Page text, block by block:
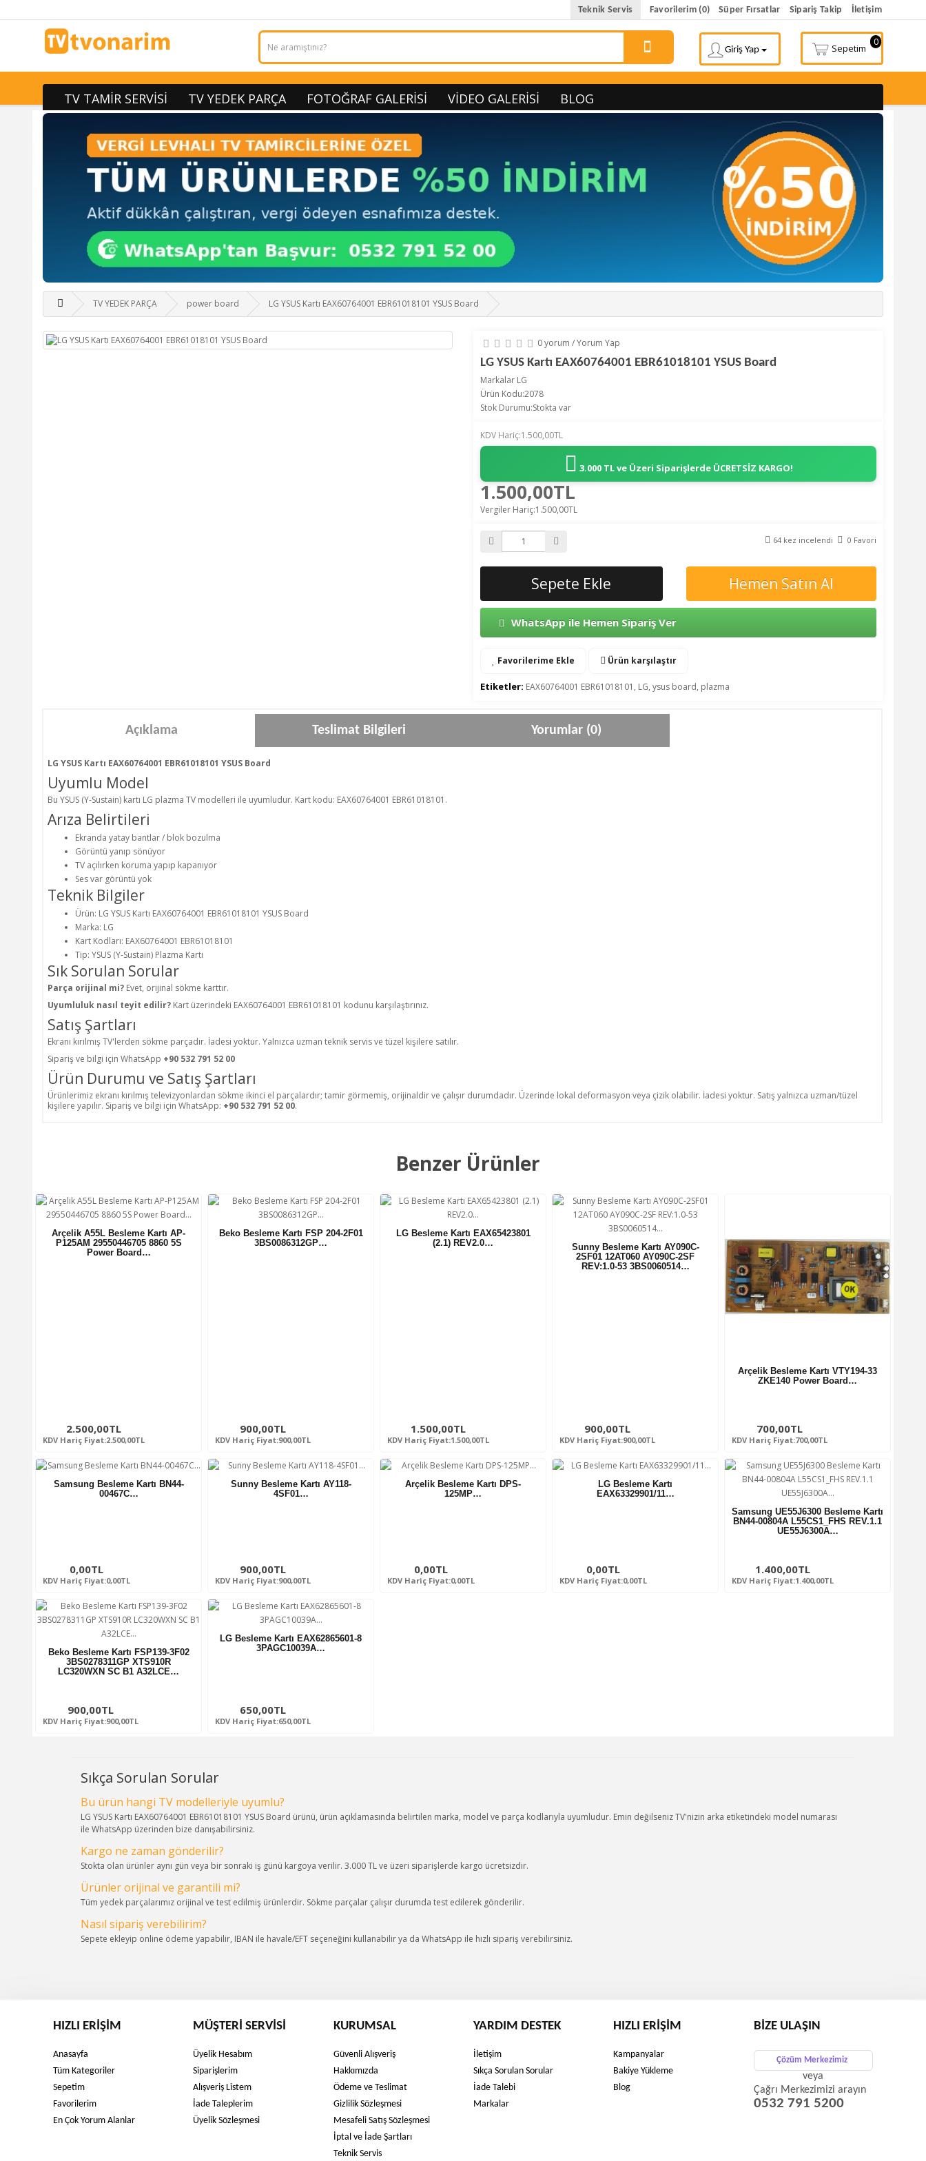
Teknik Servis Favorilerim (0) Süper Fırsatlar Sipariş Takip İletişim
0
Sepetim
Giriş Yap
TV TAMİR SERVİSİ TV YEDEK PARÇA FOTOĞRAF GALERISI VIDEO GALERISI BLOG
TV YEDEK PARÇA power board LG YSUS Kartı EAX60764001 EBR61018101 YSUS Board
0 yorum /Yorum Yap
LG YSUS Kartı EAX60764001 EBR61018101 YSUS Board
Markalar LG
Ürün Kodu:2078
Stok Durumu:Stokta var
KDV Hariç:1.500,00TL
3.000 TL ve Üzeri Siparişlerde ÜCRETSİZ KARGO!
1.500,00TL
Vergiler Hariç:1.500,00TL
64 kez incelendi 0 Favori
Sepete Ekle Hemen Satın Al
WhatsApp ile Hemen Sipariş Ver
Favorilerime Ekle Ürün karşılaştır
Etiketler: EAX60764001 EBR61018101 , LG, ysus board, plazma
Açıklama Teslimat Bilgileri Yorumlar (0)
LG YSUS Kartı EAX60764001 EBR61018101 YSUS Board
Uyumlu Model
Bu YSUS (Y-Sustain) kartı LG plazma TV modelleri ile uyumludur. Kart kodu: EAX60764001 EBR61018101.
Arıza Belirtileri
Ekranda yatay bantlar / blok bozulma
Görüntü yanıp sönüyor
TV açılırken koruma yapıp kapanıyor
Ses var görüntü yok
Teknik Bilgiler
Ürün: LG YSUS Kartı EAX60764001 EBR61018101 YSUS Board
Marka: LG
Kart Kodları: EAX60764001 EBR61018101
Tip: YSUS (Y-Sustain) Plazma Kartı
Sık Sorulan Sorular
Parça orijinal mi? Evet, orijinal sökme karttır.
Uyumluluk nasıl teyit edilir? Kart üzerindeki EAX60764001 EBR61018101 kodunu karşılaştırınız.
Satış Şartları
Ekranı kırılmış TV'lerden sökme parçadır. İadesi yoktur. Yalnızca uzman teknik servis ve tüzel kişilere satılır.
Sipariş ve bilgi için WhatsApp +90 532 791 52 00
Ürün Durumu ve Satış Şartları
Ürünlerimiz ekranı kırılmış televizyonlardan sökme ikinci el parçalardır; tamir görmemiş, orijinaldir ve çalışır durumdadır. Üzerinde lokal deformasyon veya çizik olabilir. İadesi yoktur. Satış yalnızca uzman/tüzel
kişilere yapılır. Sipariş ve bilgi için WhatsApp: +90 532 791 52 00.
Benzer Ürünler
Arçelik A55L Besleme Kartı AP-
P125AM 29550446705 8860 5S
Power Board…
2.500,00TL
KDV Hariç Fiyat:2.500,00TL
Beko Besleme Kartı FSP 204-2F01
3BS0086312GP…
900,00TL
KDV Hariç Fiyat:900,00TL
LG Besleme Kartı EAX65423801
(2.1) REV2.0…
1.500,00TL
KDV Hariç Fiyat:1.500,00TL
Sunny Besleme Kartı AY090C-
2SF01 12AT060 AY090C-2SF
REV:1.0-53 3BS0060514…
900,00TL
KDV Hariç Fiyat:900,00TL
Arçelik Besleme Kartı VTY194-33
ZKE140 Power Board…
700,00TL
KDV Hariç Fiyat:700,00TL
Samsung Besleme Kartı BN44-
00467C…
0,00TL
KDV Hariç Fiyat:0,00TL
Sunny Besleme Kartı AY118-
4SF01…
900,00TL
KDV Hariç Fiyat:900,00TL
Arçelik Besleme Kartı DPS-
125MP…
0,00TL
KDV Hariç Fiyat:0,00TL
LG Besleme Kartı
EAX63329901/11…
0,00TL
KDV Hariç Fiyat:0,00TL
Samsung UE55J6300 Besleme Kartı
BN44-00804A L55CS1_FHS REV.1.1
UE55J6300A…
1.400,00TL
KDV Hariç Fiyat:1.400,00TL
Beko Besleme Kartı FSP139-3F02
3BS0278311GP XTS910R
LC320WXN SC B1 A32LCE…
900,00TL
KDV Hariç Fiyat:900,00TL
LG Besleme Kartı EAX62865601-8
3PAGC10039A…
650,00TL
KDV Hariç Fiyat:650,00TL
Sıkça Sorulan Sorular
Bu ürün hangi TV modelleriyle uyumlu?
LG YSUS Kartı EAX60764001 EBR61018101 YSUS Board ürünü, ürün açıklamasında belirtilen marka, model ve parça kodlarıyla uyumludur. Emin değilseniz TV'nizin arka etiketindeki model numarası
ile WhatsApp üzerinden bize danışabilirsiniz.
Kargo ne zaman gönderilir?
Stokta olan ürünler aynı gün veya bir sonraki iş günü kargoya verilir. 3.000 TL ve üzeri siparişlerde kargo ücretsizdir.
Ürünler orijinal ve garantili mi?
Tüm yedek parçalarımız orijinal ve test edilmiş ürünlerdir. Sökme parçalar çalışır durumda test edilerek gönderilir.
Nasıl sipariş verebilirim?
Sepete ekleyip online ödeme yapabilir, IBAN ile havale/EFT seçeneğini kullanabilir ya da WhatsApp ile hızlı sipariş verebilirsiniz.
HIZLI ERIŞIM
Anasayfa
Tüm Kategoriler
Sepetim
Favorilerim
En Çok Yorum Alanlar
MÜŞTERI SERVISI
Üyelik Hesabım
Siparişlerim
Alışveriş Listem
İade Taleplerim
Üyelik Sözleşmesi
KURUMSAL
Güvenli Alışveriş
Hakkımızda
Ödeme ve Teslimat
Gizlilik Sözleşmesi
Mesafeli Satış Sözleşmesi
İptal ve İade Şartları
Teknik Servis
YARDIM DESTEK
İletişim
Sıkça Sorulan Sorular
İade Talebi
Markalar
HIZLI ERIŞIM
Kampanyalar
Bakiye Yükleme
Blog
BIZE ULAŞIN
Çözüm Merkezimiz
veya
Çağrı Merkezimizi arayın
0532 791 5200